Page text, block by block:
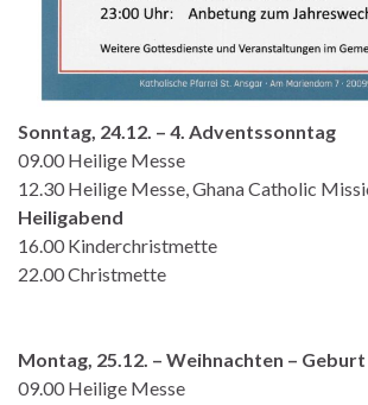
Sonntag, 24.12. – 4. Adventssonntag
09.00 Heilige Messe
12.30 Heilige Messe, Ghana Catholic
Heiligabend
16.00 Kinderchristmette
22.00 Christmette
Montag, 25.12. – Weihnachten –
09.00 Heilige Messe